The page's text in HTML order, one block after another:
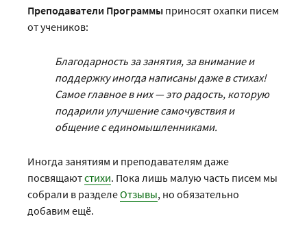
Преподаватели Программы приносят охапки писем
от учеников:
Благодарность за занятия, за внимание и
поддержку иногда написаны даже в стихах!
Самое главное в них — это радость, которую
подарили улучшение самочувствия и
общение с единомышленниками.
Иногда занятиям и преподавателям даже
посвящаютстихи. Пока лишь малую часть писем мы
собрали в разделеОтзывы, но обязательно
добавим ещё.